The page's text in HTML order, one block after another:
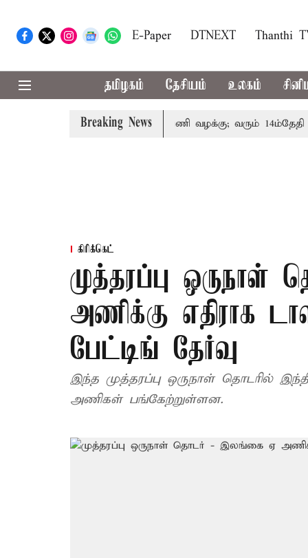
E-Paper DTNEXT Thanthi
தமிழகம் தேசியம் உலகம்
Breaking News
குடும்பத்தினருக்கு அரசுப்பணி வழக்கு; வரும் 14ம்தேதி
கிரிக்கெட்
முத்தரப்பு
அணிக்கு எதிராக
பேட்டிங் தேர்வு
இந்த முத்தரப்பு ஒருநாள் தொடரில்
அணிகள் பங்கேற்றுள்ளன.